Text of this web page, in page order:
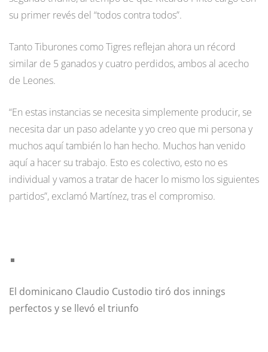
su primer revés del “todos contra todos”.
Tanto Tiburones como Tigres reflejan ahora un récord
similar de 5 ganados y cuatro perdidos, ambos al acecho
de Leones.
“En estas instancias se necesita simplemente producir, se
necesita dar un paso adelante y yo creo que mi persona y
muchos aquí también lo han hecho. Muchos han venido
aquí a hacer su trabajo. Esto es colectivo, esto no es
individual y vamos a tratar de hacer lo mismo los siguientes
partidos”, exclamó Martínez, tras el compromiso.
El dominicano Claudio Custodio tiró dos innings
perfectos y se llevó el triunfo